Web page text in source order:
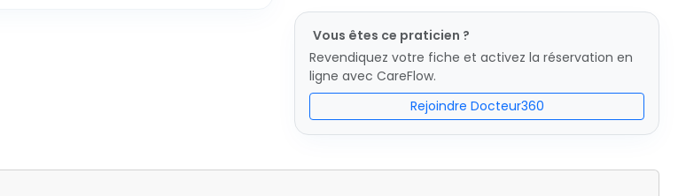
Vous êtes ce praticien ?
Revendiquez votre fiche et activez la réservation en
ligne avec CareFlow.
Rejoindre Docteur360